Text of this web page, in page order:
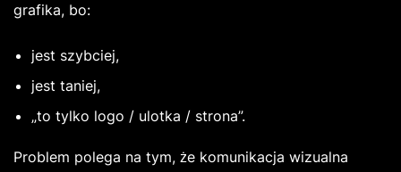
grafika, bo:
jest szybciej,
jest taniej,
„to tylko logo / ulotka / strona”.
Problem polega na tym, że komunikacja wizualna